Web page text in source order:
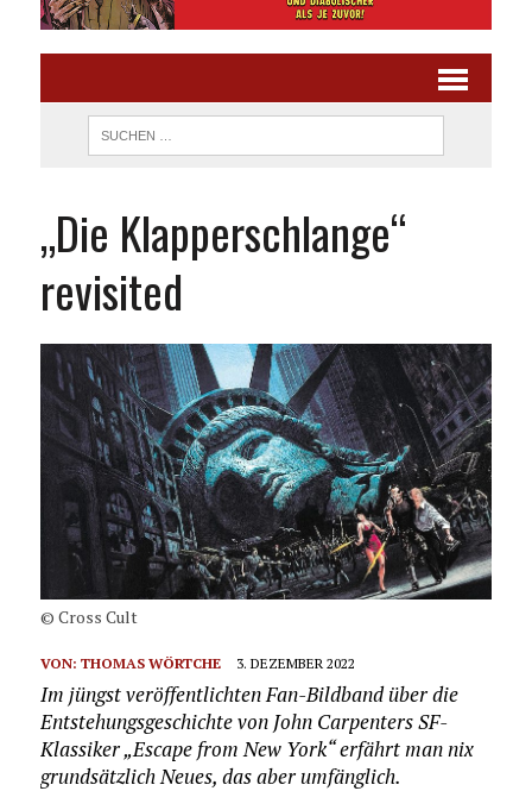
„Die Klapperschlange“
revisited
© Cross Cult
VON: THOMAS WÖRTCHE 3. DEZEMBER 2022
Im jüngst veröffentlichten Fan-Bildband über die
Entstehungsgeschichte von John Carpenters SF-
Klassiker „Escape from New York“ erfährt man nix
grundsätzlich Neues, das aber umfänglich.